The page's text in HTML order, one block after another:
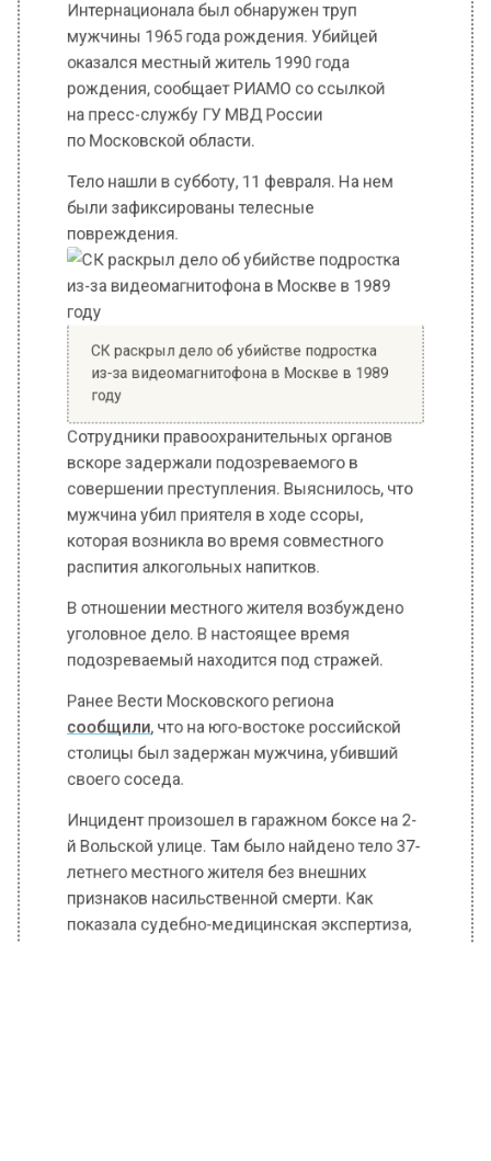
на пресс-службу ГУ МВД России
по Московской области.
Тело нашли в субботу, 11 февраля. На нем
были зафиксированы телесные
повреждения.
СК раскрыл дело об убийстве подростка
из-за видеомагнитофона в Москве в 1989
году
Сотрудники правоохранительных органов
вскоре задержали подозреваемого в
совершении преступления. Выяснилось, что
мужчина убил приятеля в ходе ссоры,
которая возникла во время совместного
распития алкогольных напитков.
уголовное дело. В настоящее время
подозреваемый находится под стражей.
Ранее Вести Московского региона
сообщили, что на юго-востоке российской
столицы был задержан мужчина, убивший
своего соседа.
Инцидент произошел в гаражном боксе на 2-
й Вольской улице. Там было найдено тело 37-
летнего местного жителя без внешних
признаков насильственной смерти. Как